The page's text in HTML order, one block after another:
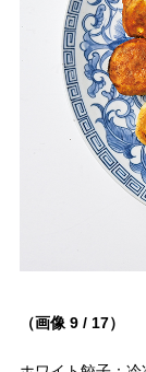
（画像 9 / 17）